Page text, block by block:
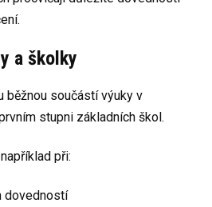
a školky
běžnou součástí výuky v
stupni základních škol.
při:
dovedností